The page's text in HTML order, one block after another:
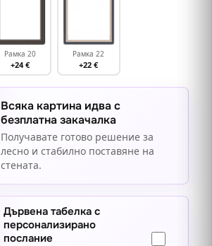
Рамка 20
+24 €
Рамка 22
+22 €
Всяка картина идва с
безплатна закачалка
Получавате готово решение за
лесно и стабилно поставяне на
стената.
Дървена табелка с
персонализирано
послание